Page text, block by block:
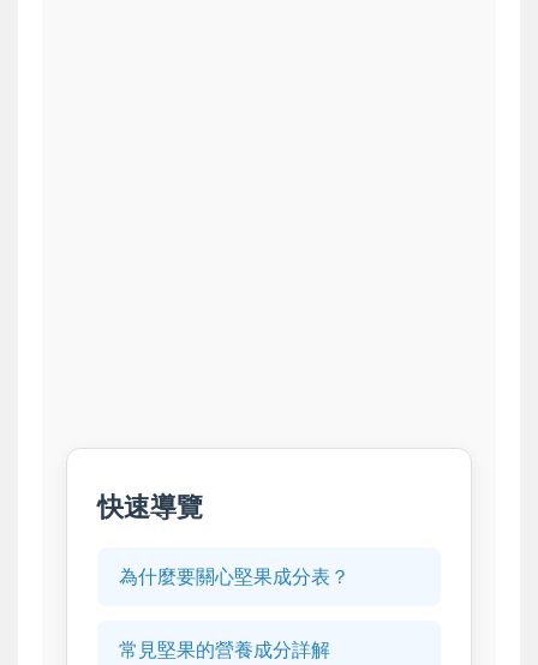
快速導覽
為什麼要關心堅果成分表？
常見堅果的營養成分詳解